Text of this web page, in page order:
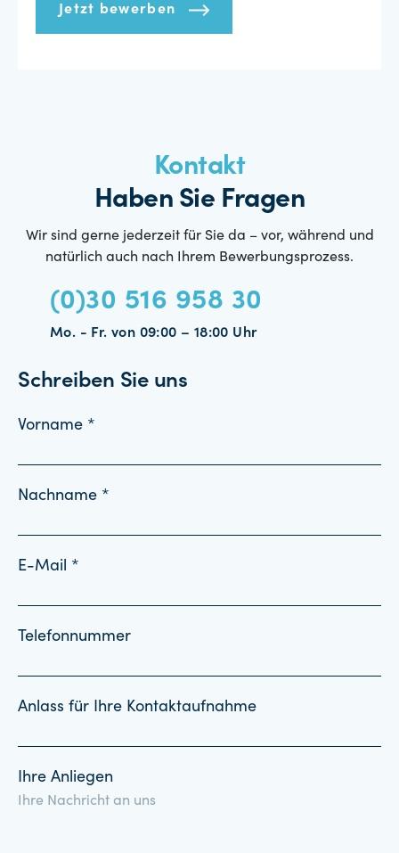
Jetzt bewerben
Kontakt
Haben Sie Fragen
Wir sind gerne jederzeit für Sie da – vor, während und
natürlich auch nach Ihrem Bewerbungsprozess.
(0)30 516 958 30
Mo. - Fr. von 09:00 – 18:00 Uhr
Schreiben Sie uns
Vorname *
Nachname *
E-Mail *
Telefonnummer
Anlass für Ihre Kontaktaufnahme
Ihre Anliegen